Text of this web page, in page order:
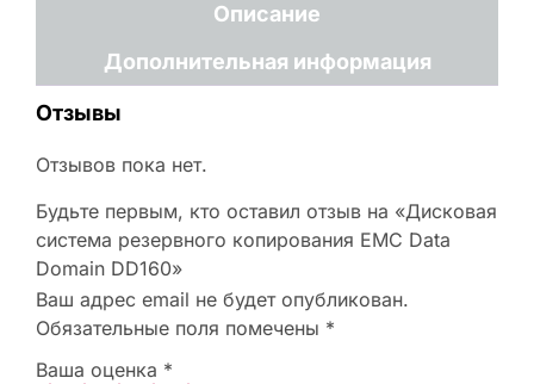
Описание
Дополнительная информация
Отзывы
Отзывов пока нет.
Будьте первым, кто оставил отзыв на «Дисковая
система резервного копирования EMC Data
Domain DD160»
Ваш адрес email не будет опубликован.
Обязательные поля помечены *
Ваша оценка *